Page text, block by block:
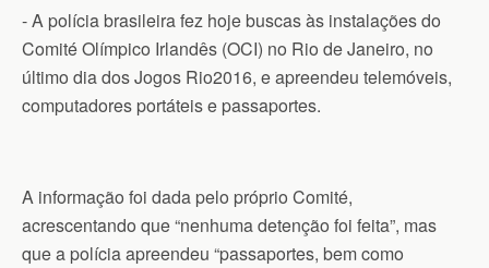
- A polícia brasileira fez hoje buscas às instalações do
Comité Olímpico Irlandês (OCI) no Rio de Janeiro, no
último dia dos Jogos Rio2016, e apreendeu telemóveis,
computadores portáteis e passaportes.
A informação foi dada pelo próprio Comité,
acrescentando que “nenhuma detenção foi feita”, mas
que a polícia apreendeu “passaportes, bem como